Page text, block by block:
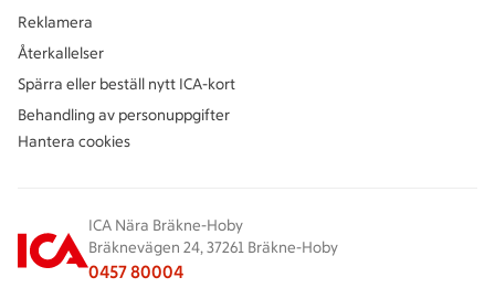
Reklamera
Återkallelser
Spärra eller beställ nytt ICA-kort
Behandling av personuppgifter
Hantera cookies
ICA Nära Bräkne-Hoby
Bräknevägen 24, 37261 Bräkne-Hoby
0457 80004